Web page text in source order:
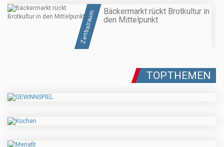
Zentralraum
Bäckermarkt rückt Brotkultur in
den Mittelpunkt
TOPTHEMEN